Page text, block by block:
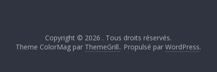
Copyright © 2026 . Tous droits réservés.
Theme ColorMag par ThemeGrill.. Propulsé parWordPress.